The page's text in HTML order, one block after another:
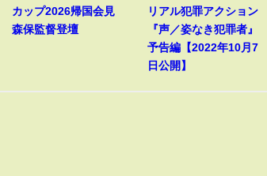
カップ2026帰国会見
森保監督登壇
リアル犯罪アクション
『声／姿なき犯罪者』
予告編【2022年10月7
日公開】